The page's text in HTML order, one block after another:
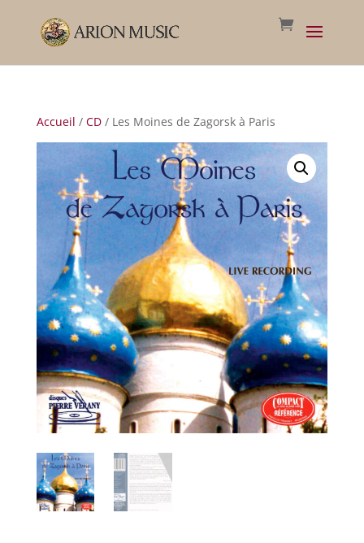
Accueil / CD/ Les Moines de Zagorsk à Paris